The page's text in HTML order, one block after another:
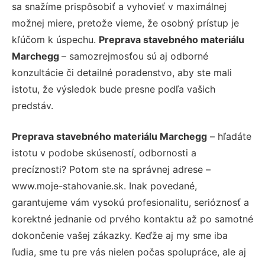
sa snažíme prispôsobiť a vyhovieť v maximálnej
možnej miere, pretože vieme, že osobný prístup je
kľúčom k úspechu. Preprava stavebného materiálu
Marchegg – samozrejmosťou sú aj odborné
konzultácie či detailné poradenstvo, aby ste mali
istotu, že výsledok bude presne podľa vašich
predstáv.
Preprava stavebného materiálu Marchegg – hľadáte
istotu v podobe skúseností, odbornosti a
precíznosti? Potom ste na správnej adrese –
www.moje-stahovanie.sk. Inak povedané,
garantujeme vám vysokú profesionalitu, serióznosť a
korektné jednanie od prvého kontaktu až po samotné
dokončenie vašej zákazky. Keďže aj my sme iba
ľudia, sme tu pre vás nielen počas spolupráce, ale aj